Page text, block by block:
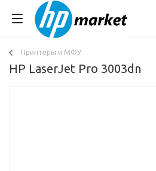
Принтеры и МФУ
HP LaserJet Pro 3003dn